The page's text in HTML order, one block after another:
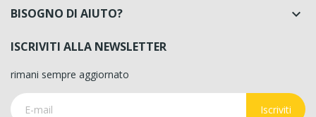
BISOGNO DI AIUTO? 
ISCRIVITI ALLA NEWSLETTER
rimani sempre aggiornato
Iscriviti